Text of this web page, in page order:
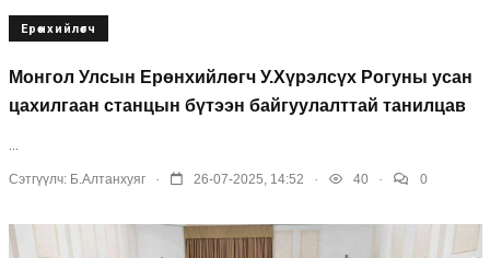
Ерөнхийлөгч
Монгол Улсын Ерөнхийлөгч У.Хүрэлсүх Рогуны усан
цахилгаан станцын бүтээн байгуулалттай танилцав
Сэтгүүлч: Б.Алтанхуяг . 26-07-2025, 14:52 . 40 . 0